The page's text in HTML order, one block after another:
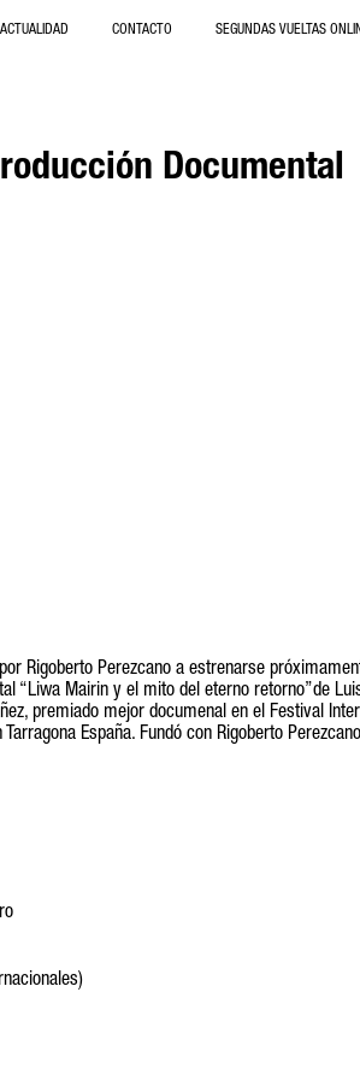
ACTUALIDAD CONTACTO SEGUNDAS VUELTAS
Documental
Rigoberto Perezcano a estrenarse
“Liwa Mairin y el mito del eterno retorno”de
premiado mejor documenal en el Festival
España. Fundó con Rigoberto